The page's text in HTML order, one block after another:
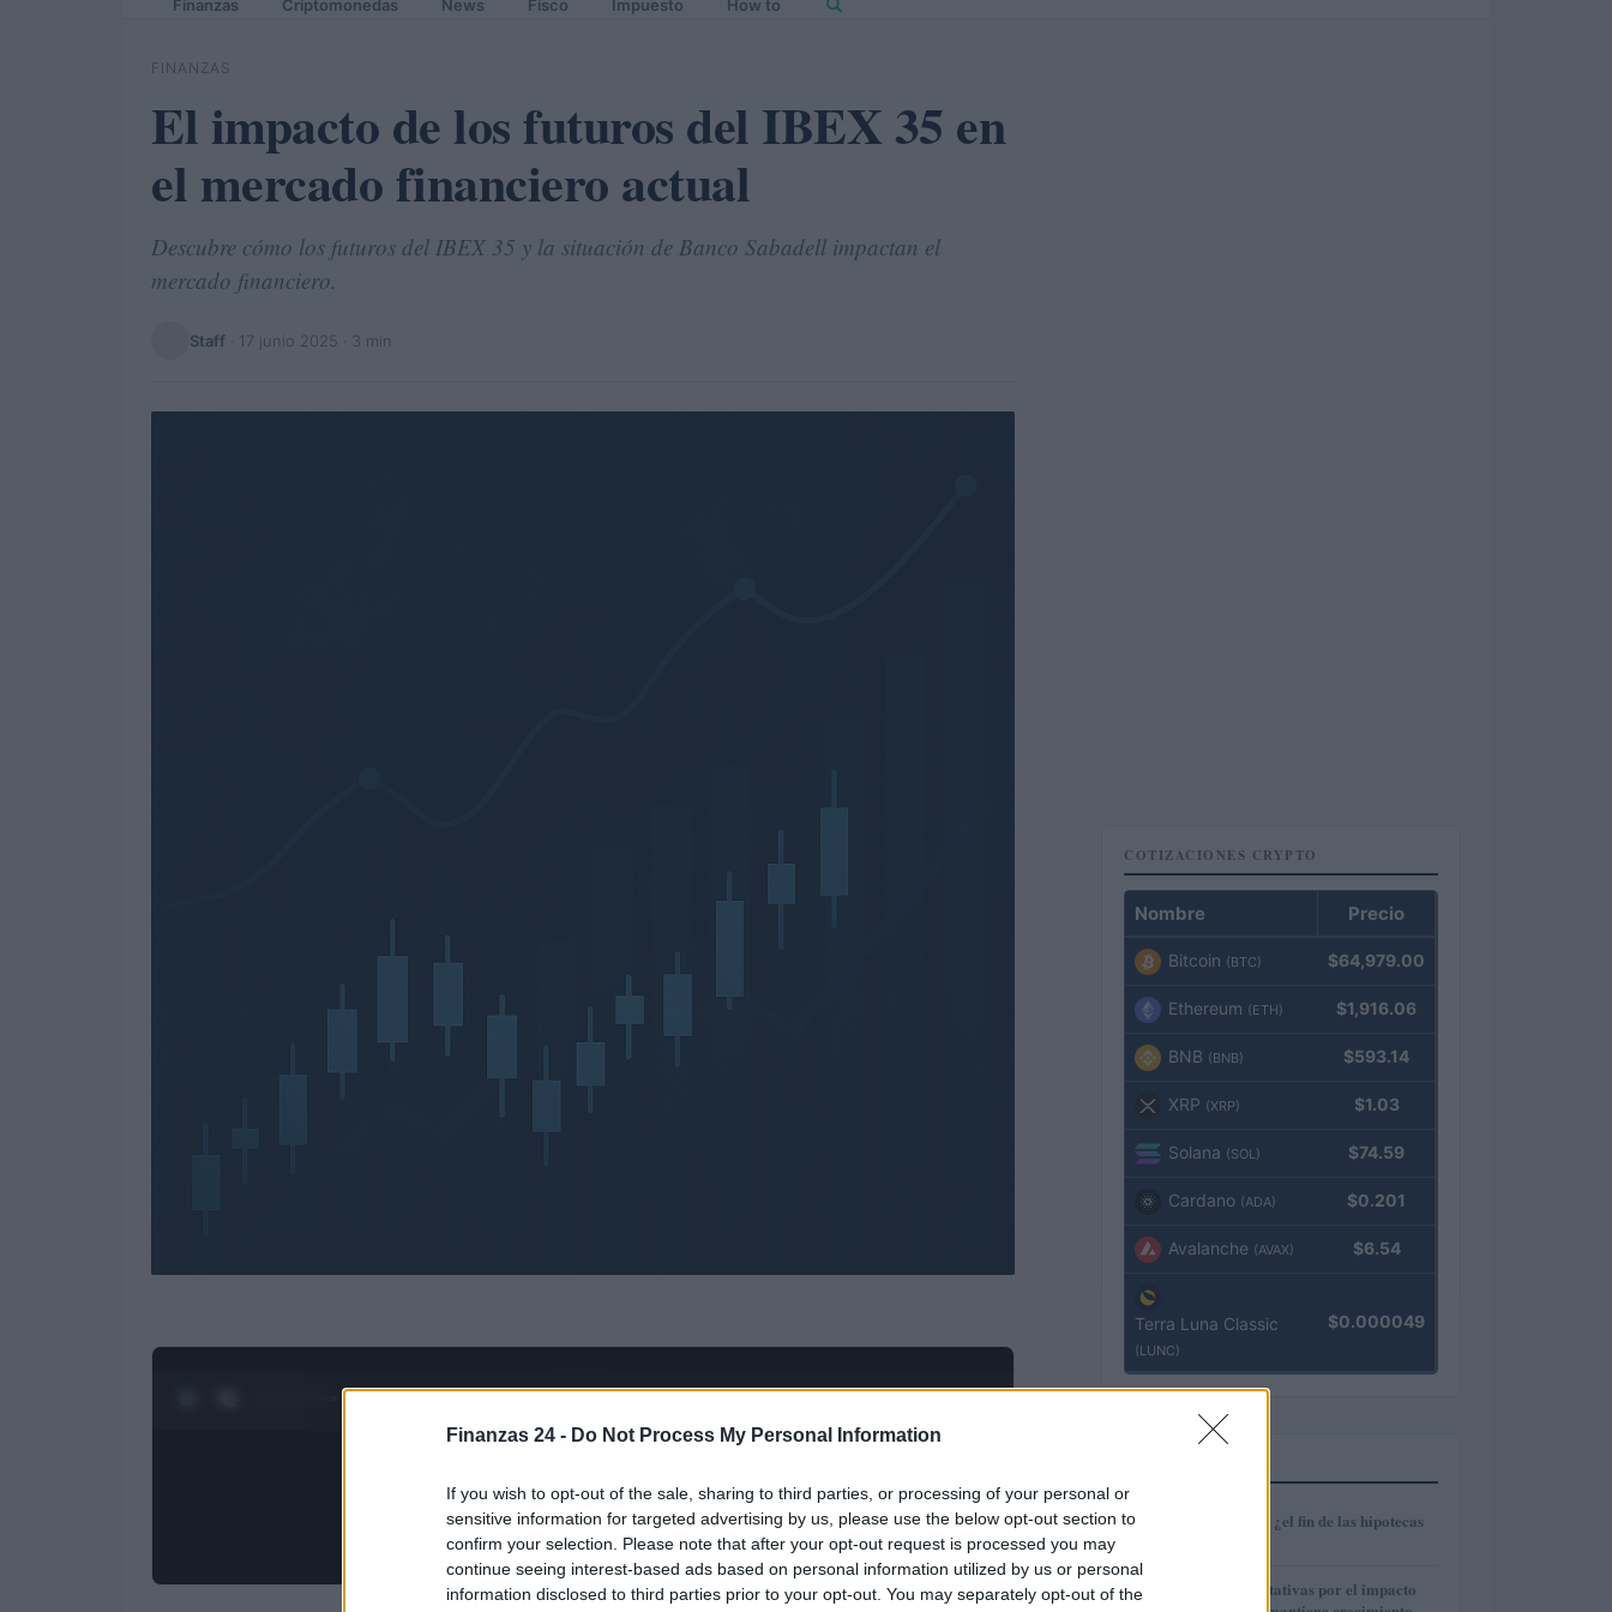
Finanzas 24 - Do Not Process My Personal Information
If you wish to opt-out of the sale, sharing to third parties, or processing of your personal or
sensitive information for targeted advertising by us, please use the below opt-out section to
confirm your selection. Please note that after your opt-out request is processed you may
continue seeing interest-based ads based on personal information utilized by us or personal
information disclosed to third parties prior to your opt-out. You may separately opt-out of the
Finanzas Criptomonedas News Fisco Impuesto How to
FINANZAS
El impacto de los futuros del IBEX 35 en
el mercado financiero actual
Descubre cómo los futuros del IBEX 35 y la situación de Banco Sabadell impactan el
mercado financiero.
Staff 17 junio 2025 · 3 min
COTIZACIONES CRYPTO
Nombre Precio
Bitcoin (BTC) $64,979.00
Ethereum (ETH) $1,916.06
BNB (BNB) $593.14
XRP (XRP) $1.03
Solana (SOL) $74.59
Cardano (ADA) $0.201
Avalanche (AVAX) $6.54
Terra Luna Classic
(LUNC)
$0.000049
1
Euríbor en caída: ¿el fin de las hipotecas
2
IAG reduce expectativas por el impacto